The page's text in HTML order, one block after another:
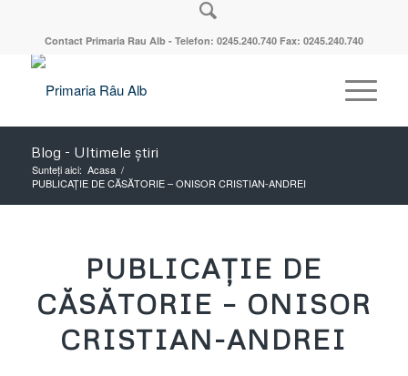
Contact Primaria Rau Alb - Telefon: 0245.240.740 Fax: 0245.240.740
Blog - Ultimele știri
Sunteți aici: Acasa /
PUBLICAȚIE DE CĂSĂTORIE – ONISOR CRISTIAN-ANDREI
PUBLICAȚIE DE
CĂSĂTORIE – ONISOR
CRISTIAN-ANDREI